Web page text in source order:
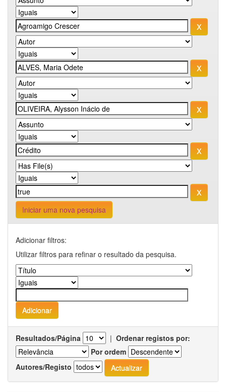
Iniciar uma nova pesquisa
Adicionar filtros:
Utilizar filtros para refinar o resultado da pesquisa.
Resultados/Página | Ordenar registos por:
Por ordem
Autores/Registo